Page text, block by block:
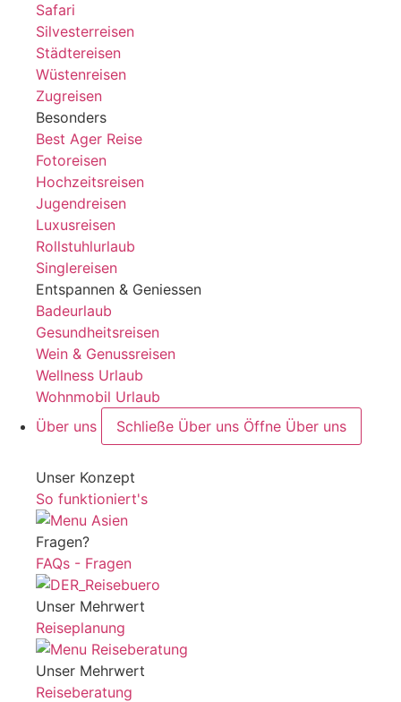
Safari
Silvesterreisen
Städtereisen
Wüstenreisen
Zugreisen
Besonders
Best Ager Reise
Fotoreisen
Hochzeitsreisen
Jugendreisen
Luxusreisen
Rollstuhlurlaub
Singlereisen
Entspannen & Geniessen
Badeurlaub
Gesundheitsreisen
Wein & Genussreisen
Wellness Urlaub
Wohnmobil Urlaub
Über uns
Schließe Über uns Öffne Über uns
Unser Konzept
So funktioniert's
Fragen?
FAQs - Fragen
Unser Mehrwert
Reiseplanung
Unser Mehrwert
Reiseberatung